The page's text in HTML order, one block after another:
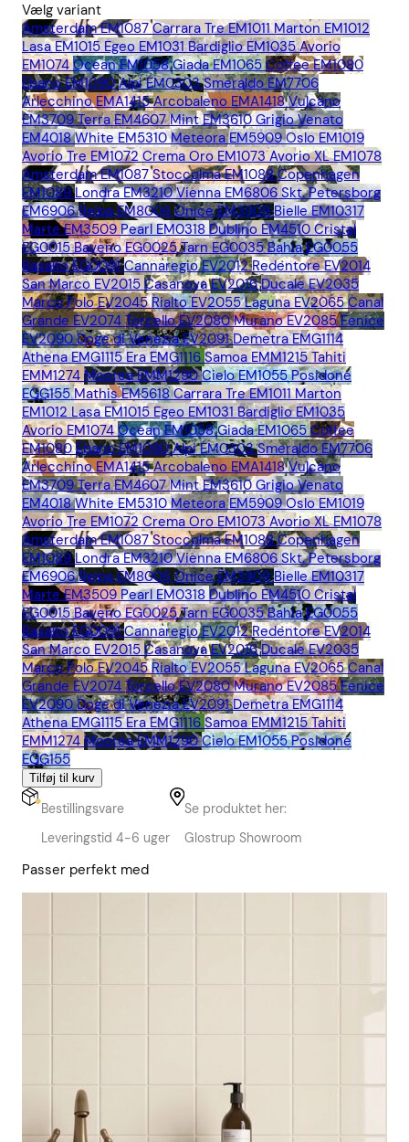
Vælg variant
Amsterdam EM1087 Carrara Tre EM1011 Marton EM1012
Lasa EM1015 Egeo EM1031 Bardiglio EM1035 Avorio
EM1074 Ocean EM1058 Giada EM1065 Coffee EM1080
Ebano EM1090 Alpi EM0303 Smeraldo EM7706
Arlecchino EMA1415 Arcobaleno EMA1418 Vulcano
EM3709 Terra EM4607 Mint EM3610 Grigio Venato
EM4018 White EM5310 Meteora EM5909 Oslo EM1019
Avorio Tre EM1072 Crema Oro EM1073 Avorio XL EM1078
Amsterdam EM1087 Stoccolma EM1088 Copenhagen
EM1089 Londra EM3210 Vienna EM6806 Skt. Petersborg
EM6906 Belpa EM8006 Onice EM3909 Bielle EM10317
Marte EM3509 Pearl EM0318 Dublino EM4510 Cristal
EG0015 Baveno EG0025 Tarn EG0035 Bahia EG0055
Basalto EG0091 Cannaregio EV2012 Redentore EV2014
San Marco EV2015 Casanova EV2016 Ducale EV2035
Marco Polo EV2045 Rialto EV2055 Laguna EV2065 Canal
Grande EV2074 Torcello EV2080 Murano EV2085 Fenice
EV2090 Doge di Venezia EV2091 Demetra EMG1114
Athena EMG1115 Era EMG1116 Samoa EMM1215 Tahiti
EMM1274 Moorea EMM1290 Cielo EM1055 Posidone
EGG155 Mathis EM5618 Carrara Tre EM1011 Marton
EM1012 Lasa EM1015 Egeo EM1031 Bardiglio EM1035
Avorio EM1074 Ocean EM1058 Giada EM1065 Coffee
EM1080 Ebano EM1090 Alpi EM0303 Smeraldo EM7706
Arlecchino EMA1415 Arcobaleno EMA1418 Vulcano
EM3709 Terra EM4607 Mint EM3610 Grigio Venato
EM4018 White EM5310 Meteora EM5909 Oslo EM1019
Avorio Tre EM1072 Crema Oro EM1073 Avorio XL EM1078
Amsterdam EM1087 Stoccolma EM1088 Copenhagen
EM1089 Londra EM3210 Vienna EM6806 Skt. Petersborg
EM6906 Belpa EM8006 Onice EM3909 Bielle EM10317
Marte EM3509 Pearl EM0318 Dublino EM4510 Cristal
EG0015 Baveno EG0025 Tarn EG0035 Bahia EG0055
Basalto EG0091 Cannaregio EV2012 Redentore EV2014
San Marco EV2015 Casanova EV2016 Ducale EV2035
Marco Polo EV2045 Rialto EV2055 Laguna EV2065 Canal
Grande EV2074 Torcello EV2080 Murano EV2085 Fenice
EV2090 Doge di Venezia EV2091 Demetra EMG1114
Athena EMG1115 Era EMG1116 Samoa EMM1215 Tahiti
EMM1274 Moorea EMM1290 Cielo EM1055 Posidone
EGG155
Tilføj til kurv
Bestillingsvare
Leveringstid 4-6 uger
Se produktet her:
Glostrup Showroom
Passer perfekt med